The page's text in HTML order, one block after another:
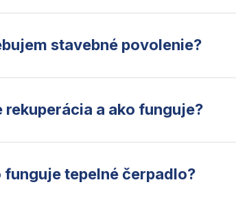
stavebné povolenie?
rekuperácia a ako funguje?
funguje tepelné čerpadlo?